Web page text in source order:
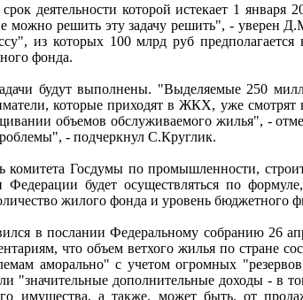
деятельности которой истекает 1 января
можно решить эту задачу решить", - уверен
из которых 100 млрд руб предполагается
фонда.
будут выполнены. "Выделяемые 250
которые приходят в ЖКХ, уже смотрят
объемов обслуживаемого жилья", -
- подчеркнул С.Круглик.
комитета Госдумы по промышленности,
будет осуществляться по
жилого фонда и уровень бюджетного
в послании Федеральному собранию 26
что объем ветхого жилья по стране
аморально" с учетом огромных
"значительные дополнительные доходы - в
имущества, а также, может быть, от